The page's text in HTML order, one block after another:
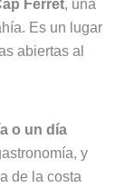
Ferret, una
Es un lugar
abiertas al
o un día
y
de la costa